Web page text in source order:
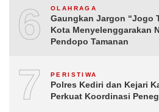
6 OLAHRAGA
Gaungkan Jargon “Jogo
Kota Menyelenggarakan
Pendopo Tamanan
7 PERISTIWA
Polres Kediri dan Kejari
Perkuat Koordinasi